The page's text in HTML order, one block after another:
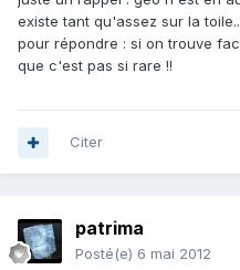
existe tant qu'assez sur la
pour répondre : si on trouve
que c'est pas si rare !!
Citer
patrima
Posté(e) 6 mai 2012